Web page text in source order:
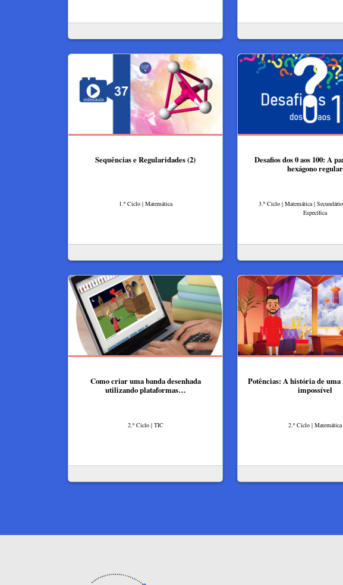
Sequências e Regularidades (2)
1.º Ciclo | Matemática
Desafios dos 0 aos 100: A
hexágono regular
3.º Ciclo | Matemática |
Específica
Como criar uma banda desenhada
utilizando plataformas…
2.º Ciclo | TIC
Potências: A história de uma
impossível
2.º Ciclo | Matemática